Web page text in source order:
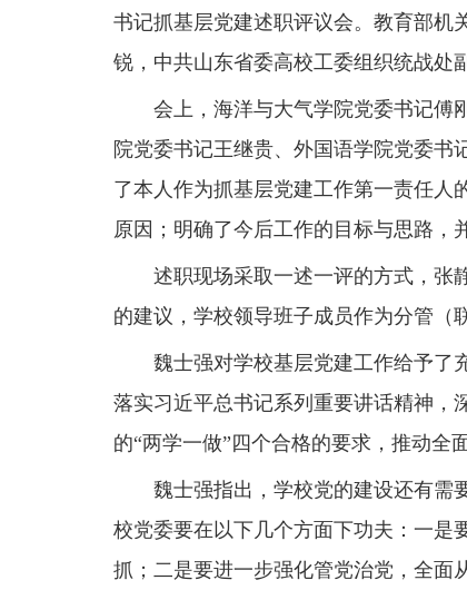
书记抓基层党建述职评议会。教育部机
锐，中共山东省委高校工委组织统战处
会上，海洋与大气学院党委书记傅刚
院党委书记王继贵、外国语学院党委
了本人作为抓基层党建工作第一责任人
原因；明确了今后工作的目标与思路，
述职现场采取一述一评的方式，张静
的建议，学校领导班子成员作为分管（
魏士强对学校基层党建工作给予了充
落实习近平总书记系列重要讲话精神，
的“两学一做”四个合格的要求，推动全
魏士强指出，学校党的建设还有需要
校党委要在以下几个方面下功夫：一是
抓；二是要进一步强化管党治党，全面